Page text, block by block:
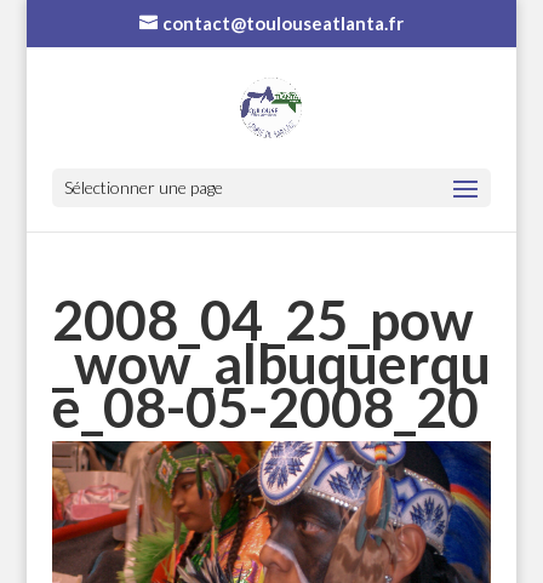
contact@toulouseatlanta.fr
Sélectionner une page
2008_04_25_pow
_wow_albuquerqu
e_08-05-2008_20